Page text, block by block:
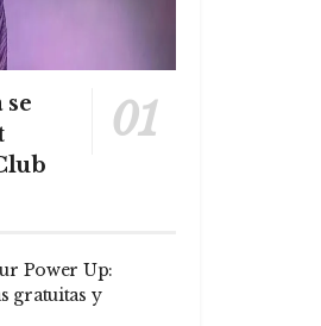
Power Up:
gratuitas y